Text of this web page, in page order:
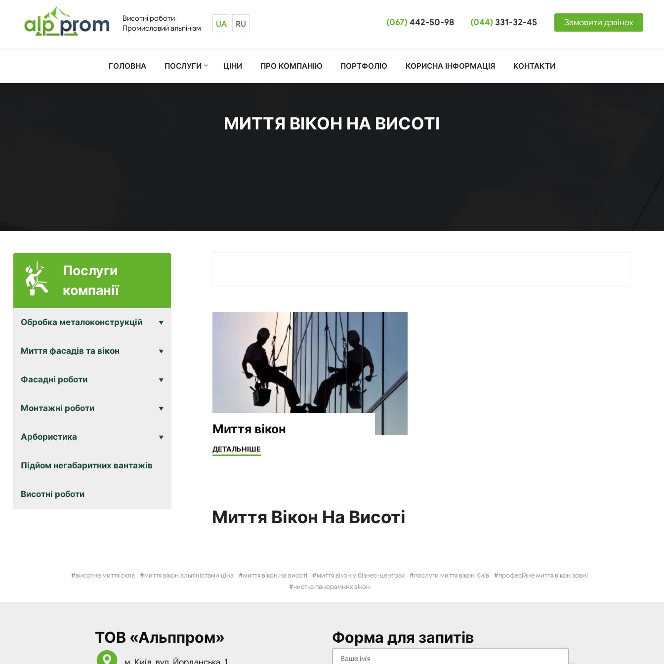
content
Висотні роботи
Промисловий альпінізм
Замовити дзвінок
(044) 331-32-45
(067) 442-50-98
UA RU
ГОЛОВНА ПОСЛУГИ ЦІНИ ПРО КОМПАНІЮ ПОРТФОЛІО КОРИСНА ІНФОРМАЦІЯ КОНТАКТИ
МИТТЯ ВІКОН НА ВИСОТІ
Миття вікон
ДЕТАЛЬНІШЕ
Миття Вікон На Висоті
Послуги
компанії
Обробка металоконструкцій
Миття фасадів та вікон
Фасадні роботи
Монтажні роботи
Арбористика
Підйом негабаритних вантажів
Висотні роботи
висотне миття скла миття вікон альпіністами ціна миття вікон на висоті миття вікон у бізнес-центрах послуги миття вікон Київ
професійне миття вікон зовні
чистка панорамних вікон
ТОВ «Альппром» Форма для запитів